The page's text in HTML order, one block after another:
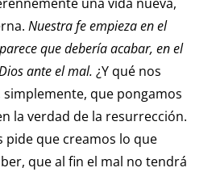
Nuestra fe empieza en el
que debería acabar, en el
ante el mal. ¿Y qué nos
que pongamos
la verdad de la resurrección.
pide que creamos lo que
que al fin el mal no tendrá